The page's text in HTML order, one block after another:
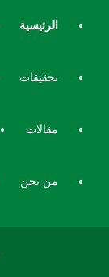
الرئيسية
تحقيقات
مقالات
من نحن